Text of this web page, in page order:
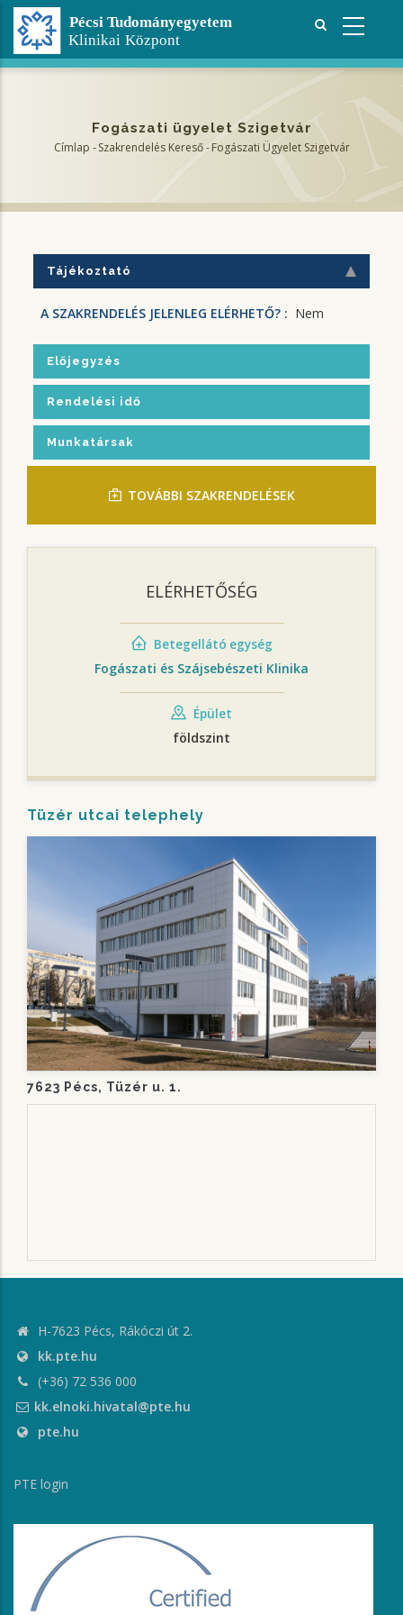
Ugrás
tartalomra
Fogászati ügyelet Szigetvár
Címlap - Szakrendelés Kereső -Fogászati Ügyelet Szigetvár
Tájékoztató
A SZAKRENDELÉS JELENLEG ELÉRHETŐ? : Nem
Előjegyzés
Rendelési idő
Munkatársak
TOVÁBBI SZAKRENDELÉSEK
ELÉRHETŐSÉG
Betegellátó egység
Fogászati és Szájsebészeti Klinika
Épület
földszint
Tüzér utcai telephely
7623 Pécs, Tüzér u. 1.
H-7623 Pécs, Rákóczi út 2.
kk.pte.hu
(+36) 72 536 000
kk.elnoki.hivatal@pte.hu
pte.hu
PTE login